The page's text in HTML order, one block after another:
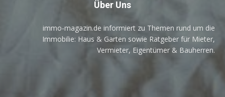
Über Uns
immo-magazin.de informiert zu Themen rund um die
Immobilie: Haus & Garten sowie Ratgeber für Mieter,
Vermieter, Eigentümer & Bauherren.